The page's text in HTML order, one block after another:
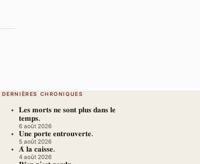
DERNIÈRES CHRONIQUES
𝐋𝐞𝐬 𝐦𝐨𝐫𝐭𝐬 𝐧𝐞 𝐬𝐨𝐧𝐭 𝐩𝐥𝐮𝐬 𝐝𝐚𝐧𝐬 𝐥𝐞
𝐭𝐞𝐦𝐩𝐬.
6 août 2026
𝐔𝐧𝐞 𝐩𝐨𝐫𝐭𝐞 𝐞𝐧𝐭𝐫𝐨𝐮𝐯𝐞𝐫𝐭𝐞.
5 août 2026
𝐀̀ 𝐥𝐚 𝐜𝐚𝐢𝐬𝐬𝐞.
4 août 2026